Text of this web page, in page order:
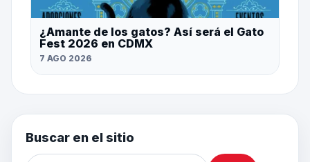
¿Amante de los gatos? Así será el Gato
Fest 2026 en CDMX
7 AGO 2026
Buscar en el sitio